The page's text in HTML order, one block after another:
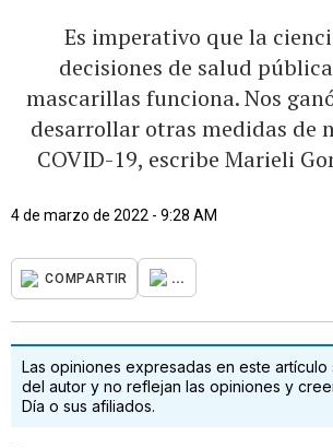
Es imperativo que la
decisiones de salud
mascarillas funciona. Nos
desarrollar otras medidas de
COVID-19, escribe Marieli
4 de marzo de 2022 - 9:28 AM
COMPARTIR ...
Las opiniones expresadas en este artículo
del autor y no reflejan las opiniones y
Día o sus afiliados.